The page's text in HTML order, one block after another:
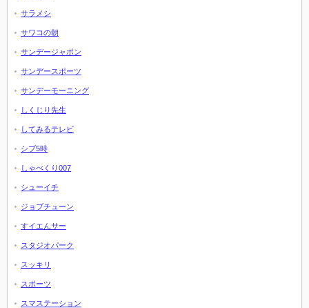
サラメシ
サワコの朝
サンデージャポン
サンデースポーツ
サンデーモーニング
しくじり先生
してみるテレビ
シブ5時
しゃべくり007
シューイチ
ジョブチューン
すイエんサー
スタジオパーク
スッキリ
スポーツ
スマステーション